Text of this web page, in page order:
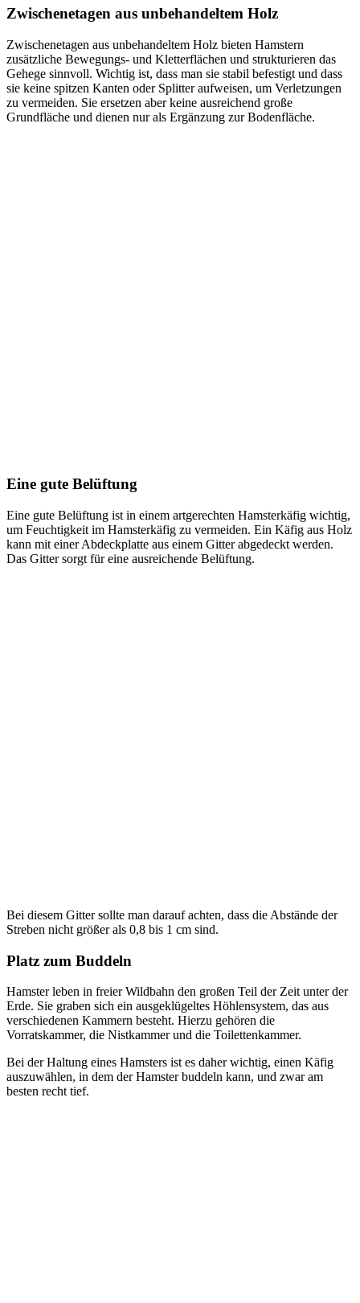
Zwischenetagen aus unbehandeltem Holz
Zwischenetagen aus unbehandeltem Holz bieten Hamstern
zusätzliche Bewegungs- und Kletterflächen und strukturieren das
Gehege sinnvoll. Wichtig ist, dass man sie stabil befestigt und dass
sie keine spitzen Kanten oder Splitter aufweisen, um Verletzungen
zu vermeiden. Sie ersetzen aber keine ausreichend große
Grundfläche und dienen nur als Ergänzung zur Bodenfläche.
Eine gute Belüftung
Eine gute Belüftung ist in einem artgerechten Hamsterkäfig wichtig,
um Feuchtigkeit im Hamsterkäfig zu vermeiden. Ein Käfig aus Holz
kann mit einer Abdeckplatte aus einem Gitter abgedeckt werden.
Das Gitter sorgt für eine ausreichende Belüftung.
Bei diesem Gitter sollte man darauf achten, dass die Abstände der
Streben nicht größer als 0,8 bis 1 cm sind.
Platz zum Buddeln
Hamster leben in freier Wildbahn den großen Teil der Zeit unter der
Erde. Sie graben sich ein ausgeklügeltes Höhlensystem, das aus
verschiedenen Kammern besteht. Hierzu gehören die
Vorratskammer, die Nistkammer und die Toilettenkammer.
Bei der Haltung eines Hamsters ist es daher wichtig, einen Käfig
auszuwählen, in dem der Hamster buddeln kann, und zwar am
besten recht tief.